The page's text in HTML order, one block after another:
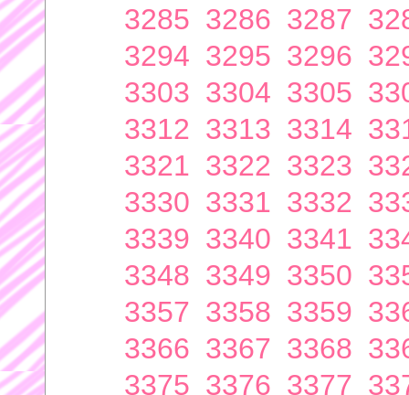
3285 3286 3287
3294 3295 3296
3303 3304 3305
3312 3313 3314
3321 3322 3323
3330 3331 3332
3339 3340 3341
3348 3349 3350
3357 3358 3359
3366 3367 3368
3375 3376 3377